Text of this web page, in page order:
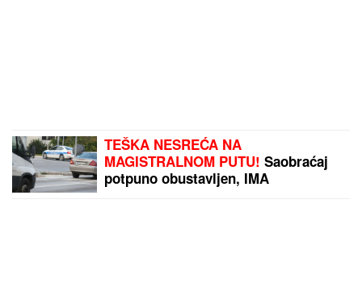
TEŠKA NESREĆA NA
MAGISTRALNOM PUTU! Saobraćaj
potpuno obustavljen, IMA